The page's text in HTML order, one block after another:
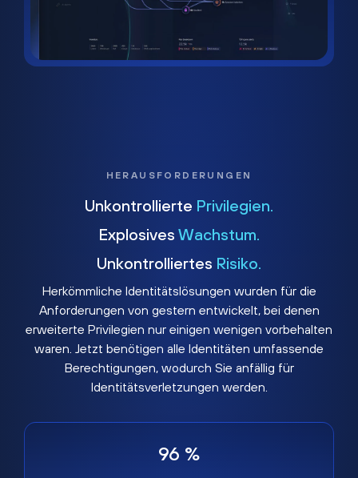
HERAUSFORDERUNGEN
Unkontrollierte Privilegien.
Explosives Wachstum.
Unkontrolliertes Risiko.
Herkömmliche Identitätslösungen wurden für die
Anforderungen von gestern entwickelt, bei denen
erweiterte Privilegien nur einigen wenigen vorbehalten
waren. Jetzt benötigen alle Identitäten umfassende
Berechtigungen, wodurch Sie anfällig für
Identitätsverletzungen werden.
96 %